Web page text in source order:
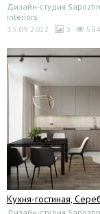
Дизайн-студия
interiors
13.09.2022
3 584
Кухня-гостиная,